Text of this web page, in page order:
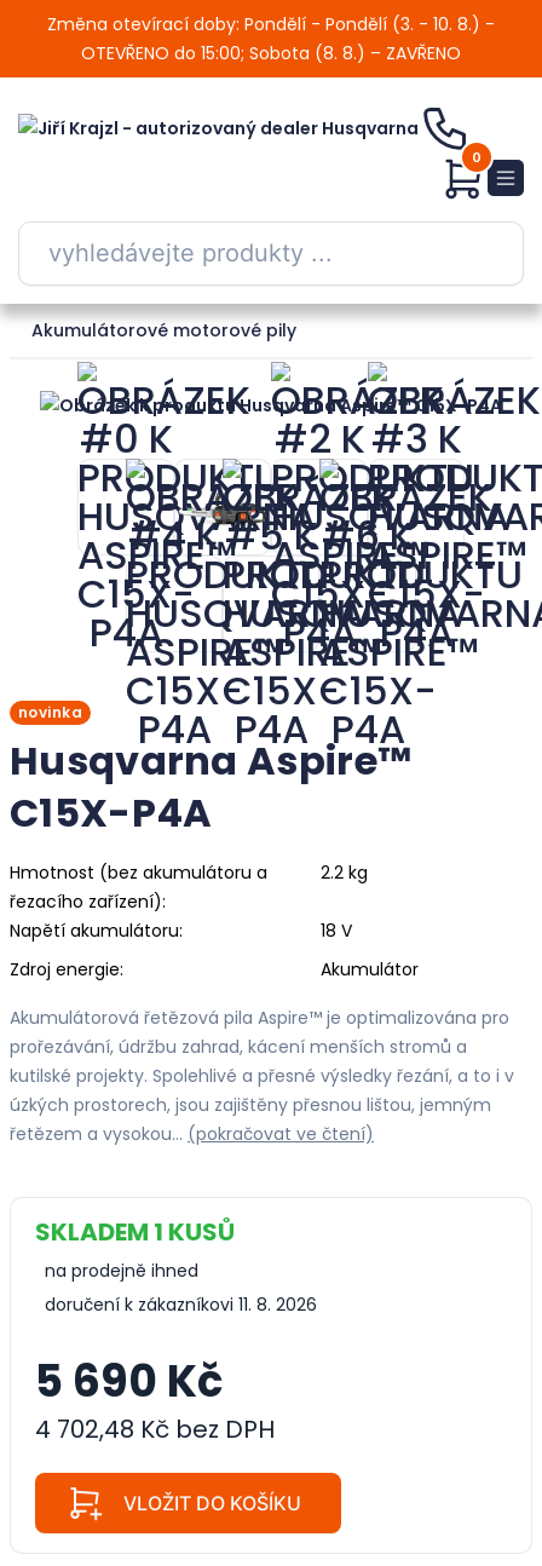
Změna otevírací doby: Pondělí - Pondělí (3. - 10. 8.) -
OTEVŘENO do 15:00; Sobota (8. 8.) – ZAVŘENO
0
Akumulátorové motorové pily
novinka
Husqvarna Aspire™
C15X-P4A
Hmotnost (bez akumulátoru a
řezacího zařízení):
2.2 kg
Napětí akumulátoru:
18 V
Zdroj energie:
Akumulátor
Akumulátorová řetězová pila Aspire™ je optimalizována pro
prořezávání, údržbu zahrad, kácení menších stromů a
kutilské projekty. Spolehlivé a přesné výsledky řezání, a to i v
úzkých prostorech, jsou zajištěny přesnou lištou, jemným
řetězem a vysokou… (pokračovat ve čtení)
SKLADEM 1 KUSŮ
na prodejně ihned
doručení k zákazníkovi 11. 8. 2026
5 690 Kč
4 702,48 Kč bez DPH
VLOŽIT DO KOŠÍKU